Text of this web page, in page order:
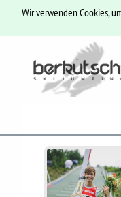
Wir verwenden Cookies,